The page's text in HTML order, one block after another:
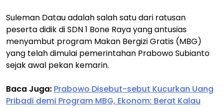
Suleman Datau adalah salah satu dari ratusan
peserta didik di SDN 1 Bone Raya yang antusias
menyambut program Makan Bergizi Gratis (MBG)
yang telah dimulai pemerintahan Prabowo Subianto
sejak awal pekan kemarin.
Baca Juga: Prabowo Disebut-sebut Kucurkan Uang
Pribadi demi Program MBG, Ekonom: Berat Kalau